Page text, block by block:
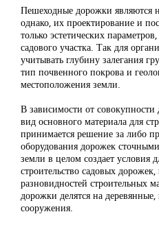
Пешеходные дорожки являются
однако, их проектирование и
только эстетических
садового участка. Так для
учитывать глубину залегания
тип почвенного покрова и
местоположения земли.
В зависимости от
вид основного материала для
принимается решение за либо
оборудования дорожек
земли в целом создает условия
строительство садовых
разновидностей строительных
дорожки делятся на
сооружения.